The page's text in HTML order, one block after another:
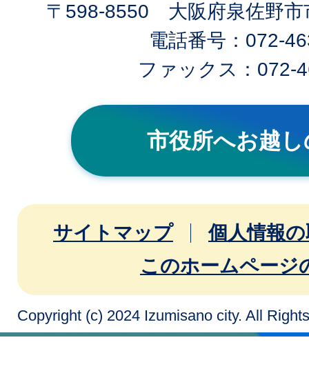
〒598-8550 大阪府泉佐野市
電話番号：072-
ファックス：072-
市役所へお越
サイトマップ
個人情報
このホームページ
Copyright (c) 2024 Izumisano city. All